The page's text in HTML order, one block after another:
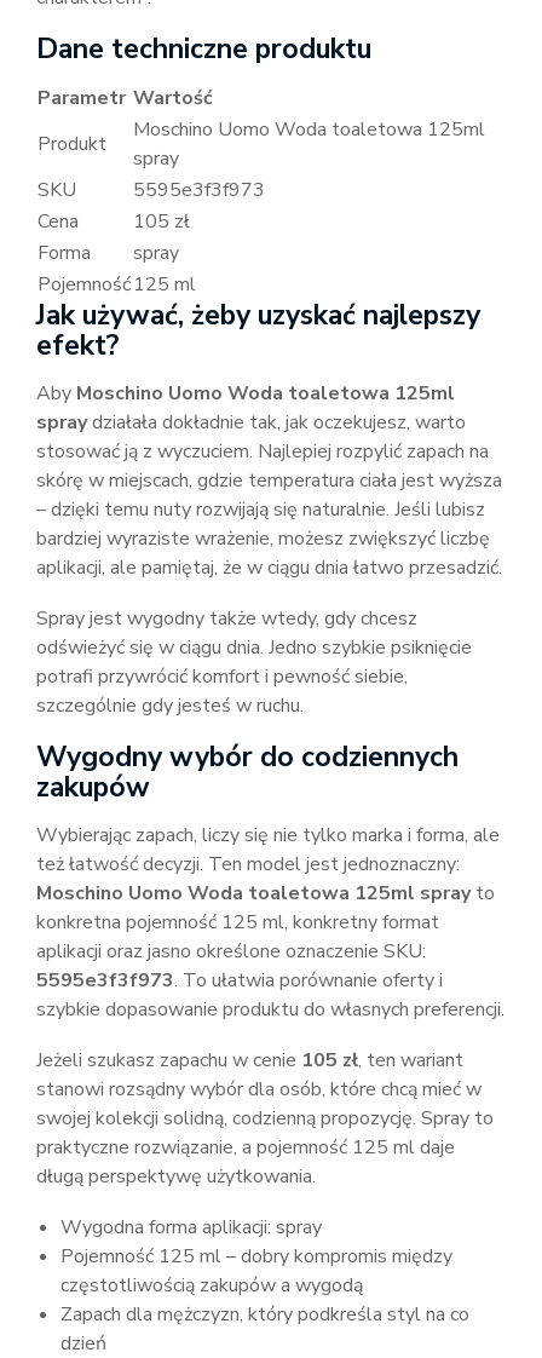
Dane techniczne produktu
Parametr Wartość
Produkt
Moschino Uomo Woda toaletowa 125ml
spray
SKU
5595e3f3f973
Cena
105 zł
Forma
spray
Pojemność125 ml
Jak używać, żeby uzyskać najlepszy
efekt?
Aby Moschino Uomo Woda toaletowa 125ml
spraydziałała dokładnie tak, jak oczekujesz, warto
stosować ją z wyczuciem. Najlepiej rozpylić zapach na
skórę w miejscach, gdzie temperatura ciała jest wyższa
– dzięki temu nuty rozwijają się naturalnie. Jeśli lubisz
bardziej wyraziste wrażenie, możesz zwiększyć liczbę
aplikacji, ale pamiętaj, że w ciągu dnia łatwo przesadzić.
Spray jest wygodny także wtedy, gdy chcesz
odświeżyć się w ciągu dnia. Jedno szybkie psiknięcie
potrafi przywrócić komfort i pewność siebie,
szczególnie gdy jesteś w ruchu.
Wygodny wybór do codziennych
zakupów
Wybierając zapach, liczy się nie tylko marka i forma, ale
też łatwość decyzji. Ten model jest jednoznaczny:
Moschino Uomo Woda toaletowa 125ml sprayto
konkretna pojemność 125 ml, konkretny format
aplikacji oraz jasno określone oznaczenie SKU:
5595e3f3f973. To ułatwia porównanie oferty i
szybkie dopasowanie produktu do własnych preferencji.
Jeżeli szukasz zapachu w cenie 105 zł, ten wariant
stanowi rozsądny wybór dla osób, które chcą mieć w
swojej kolekcji solidną, codzienną propozycję. Spray to
praktyczne rozwiązanie, a pojemność 125 ml daje
długą perspektywę użytkowania.
Wygodna forma aplikacji: spray
Pojemność 125 ml – dobry kompromis między
częstotliwością zakupów a wygodą
Zapach dla mężczyzn, który podkreśla styl na co
dzień